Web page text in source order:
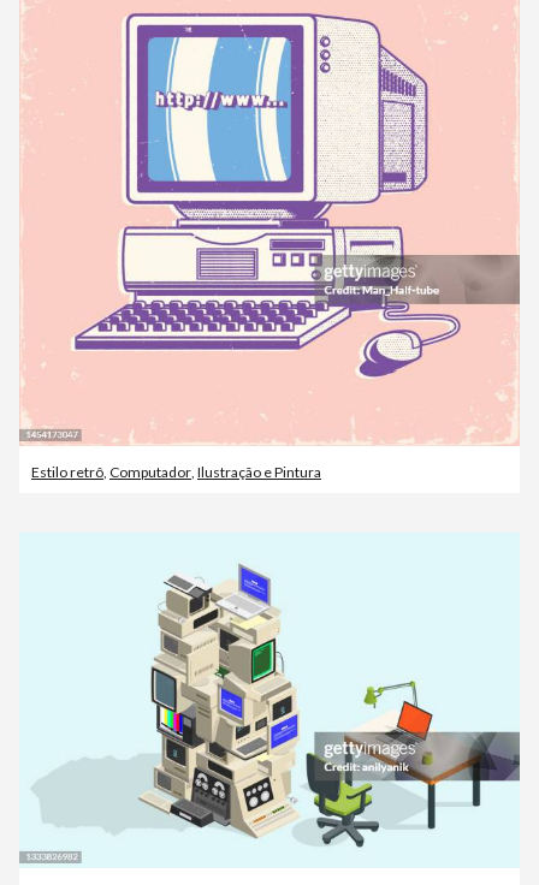
Estilo retrô Computador Ilustração e Pintura